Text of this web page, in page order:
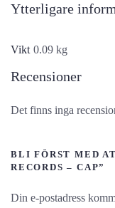
Ytterligare
Vikt 0.09 kg
Recensioner
Det finns inga
BLI FÖRST MED
RECORDS – CAP”
Din e-postadress